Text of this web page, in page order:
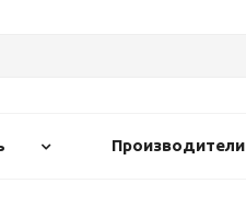
Производители